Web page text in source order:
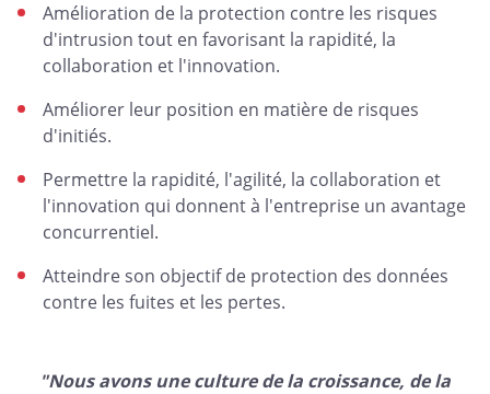
Amélioration de la protection contre les risques
d'intrusion tout en favorisant la rapidité, la
collaboration et l'innovation.
Améliorer leur position en matière de risques
d'initiés.
Permettre la rapidité, l'agilité, la collaboration et
l'innovation qui donnent à l'entreprise un avantage
concurrentiel.
Atteindre son objectif de protection des données
contre les fuites et les pertes.
"Nous avons une culture de la croissance, de la